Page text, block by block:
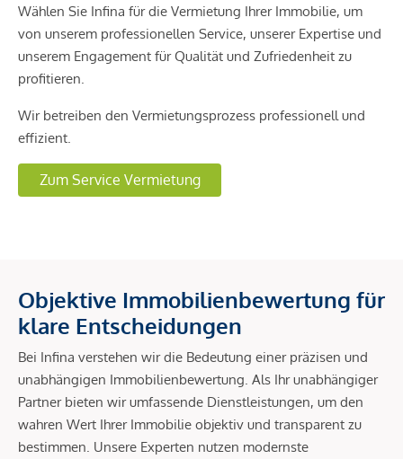
Wählen Sie Infina für die Vermietung Ihrer Immobilie, um
von unserem professionellen Service, unserer Expertise und
unserem Engagement für Qualität und Zufriedenheit zu
profitieren.
Wir betreiben den Vermietungsprozess professionell und
effizient.
Zum Service Vermietung
Objektive Immobilienbewertung für
klare Entscheidungen
Bei Infina verstehen wir die Bedeutung einer präzisen und
unabhängigen Immobilienbewertung. Als Ihr unabhängiger
Partner bieten wir umfassende Dienstleistungen, um den
wahren Wert Ihrer Immobilie objektiv und transparent zu
bestimmen. Unsere Experten nutzen modernste